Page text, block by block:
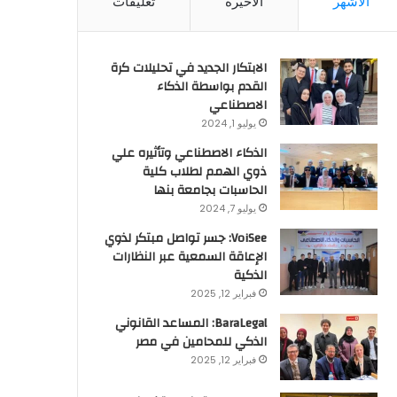
الابتكار الجديد في تحليلات كرة
القدم بواسطة الذكاء
الاصطناعي
يوليو 1, 2024
الذكاء الاصطناعي وتأثيره علي
ذوي الهمم لطلاب كلية
الحاسبات بجامعة بنها
يوليو 7, 2024
VoiSee: جسر تواصل مبتكر لذوي
الإعاقة السمعية عبر النظارات
الذكية
فبراير 12, 2025
BaraLegal: المساعد القانوني
الذكي للمحامين في مصر
فبراير 12, 2025